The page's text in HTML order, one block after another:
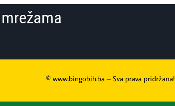
© www.bingobih.ba – Sva prava pridržana!